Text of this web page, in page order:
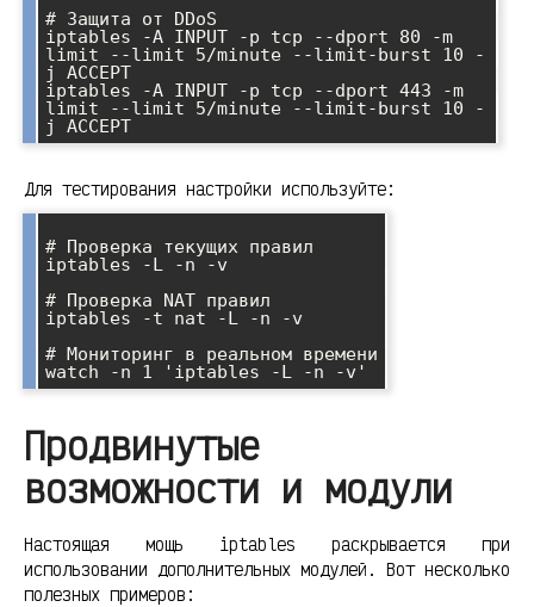
# Защита от DDoS
iptables -A INPUT -p tcp --dport 80 -m
limit --limit 5/minute --limit-burst 10 -
j ACCEPT
iptables -A INPUT -p tcp --dport 443 -m
limit --limit 5/minute --limit-burst 10 -
Для тестирования настройки используйте:
# Проверка текущих правил
iptables -L -n -v
# Проверка NAT правил
iptables -t nat -L -n -v
# Мониторинг в реальном времени
Продвинутые
возможности и модули
Настоящая мощь iptables раскрывается при
использовании дополнительных модулей. Вот несколько
полезных примеров: